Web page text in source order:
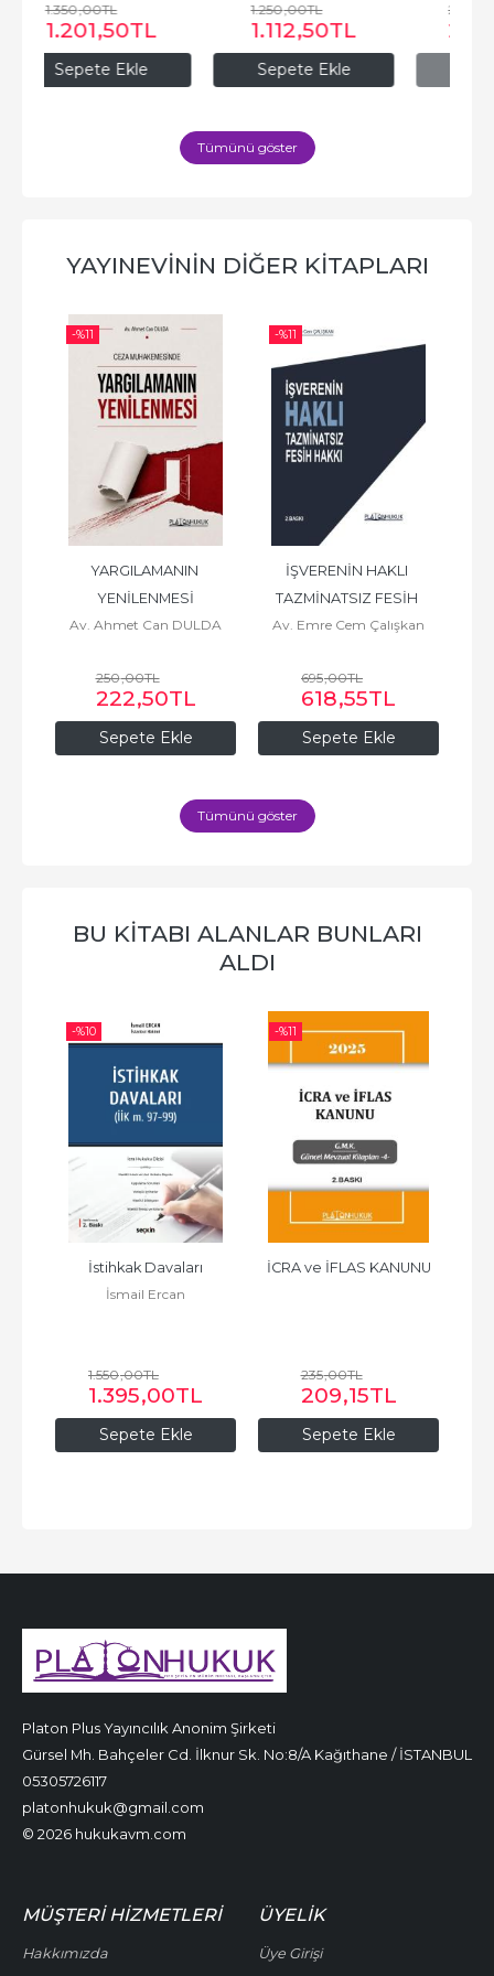
Sepete Ekle
1.250
1.112,50
Stokta yok
2.600
2.314,00
Tümünü göster
YAYINEVININ DIĞER KITAPLARI
-%11
Sepete Ekle
İŞVERENİN HAKLI
TAZMİNATSIZ FESİH
HAKKI
Av. Emre Cem Çalışkan
695,00TL
618,55TL
-%11
Sepete Ekle
ARSA PAYI KARŞILIĞI
İNŞAAT SÖZLEŞMELERİ
Av. Osman OY
1.600,00TL
1.424,00TL
Tümünü göster
BU KITABI ALANLAR BUNLARI
ALDI
-%10
Sepete Ekle
İstihkak Davaları
İsmail Ercan
1.550,00TL
1.395,00TL
-%11
Sepete Ekle
İCRA ve İFLAS KANUNU
235,00TL
209,15TL
Platon Plus Yayıncılık Anonim Şirketi
Gürsel Mh. Bahçeler Cd. İlknur Sk. No:8/A Kağıthane / İSTANBUL
05305726117
platonhukuk@gmail.com
© 2026 hukukavm.com
MÜŞTERI HIZMETLERI
Hakkımızda
ÜYELIK
Üye Girişi